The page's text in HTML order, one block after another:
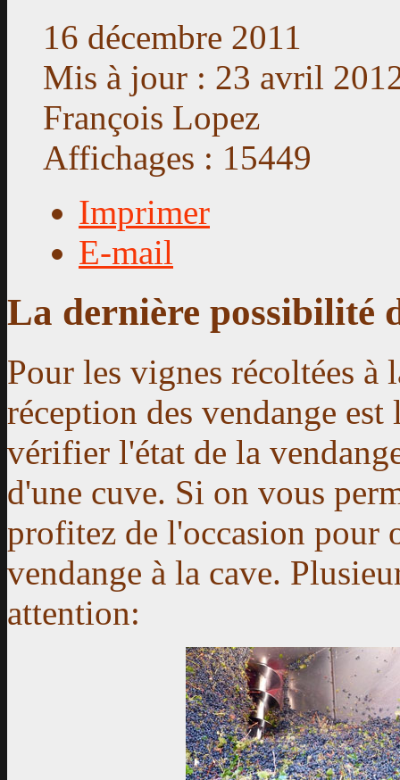
16 décembre 2011
Mis à jour : 23 avril
François Lopez
Affichages : 15449
Imprimer
E-mail
La dernière possibilité
Pour les vignes récoltées à
réception des vendange
vérifier l'état de la
d'une cuve. Si on vous
profitez de l'occasion pour
vendange à la cave.
attention: